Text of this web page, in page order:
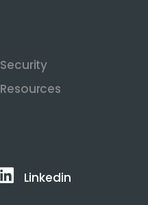
Security
Resources
Linkedin